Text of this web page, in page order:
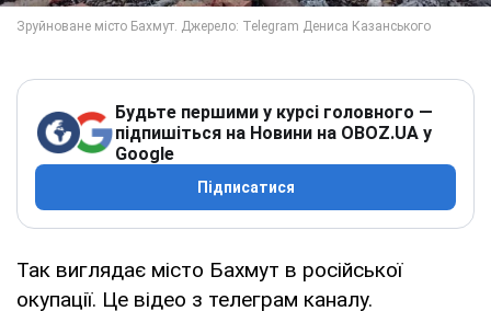
Будьте першими у курсі головного —
підпишіться на Новини на OBOZ.UA у
Google
Підписатися
Так виглядає місто Бахмут в російської
окупації. Це відео з телеграм каналу.